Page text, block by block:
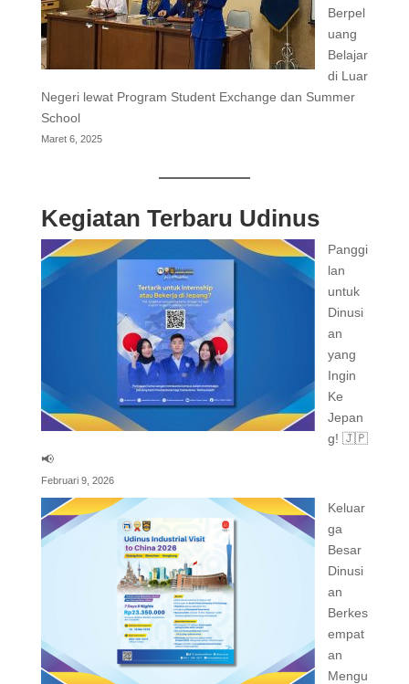
Berpel
uang
Belajar
di Luar
Negeri lewat Program Student Exchange dan Summer
School
Maret 6, 2025
Kegiatan Terbaru Udinus
Panggi
lan
untuk
Dinusi
an
yang
Ingin
Ke
Jepan
g! 🇯🇵
📢
Februari 9, 2026
Keluar
ga
Besar
Dinusi
an
Berkes
empat
an
Mengu